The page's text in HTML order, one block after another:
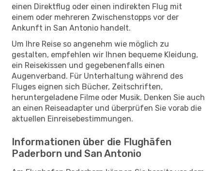
einen Direktflug oder einen indirekten Flug mit
einem oder mehreren Zwischenstopps vor der
Ankunft in San Antonio handelt.
Um Ihre Reise so angenehm wie möglich zu
gestalten, empfehlen wir Ihnen bequeme Kleidung,
ein Reisekissen und gegebenenfalls einen
Augenverband. Für Unterhaltung während des
Fluges eignen sich Bücher, Zeitschriften,
heruntergeladene Filme oder Musik. Denken Sie auch
an einen Reiseadapter und überprüfen Sie vorab die
aktuellen Einreisebestimmungen.
Informationen über die Flughäfen
Paderborn und San Antonio